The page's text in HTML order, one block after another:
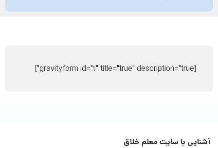
[gravityform id="1" title="true" description="true"]
آشنایی با سایت معلم خلاق